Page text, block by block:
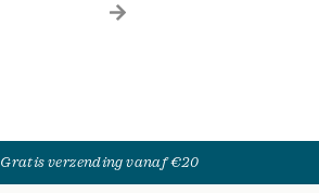
Gratis verzending vanaf €20